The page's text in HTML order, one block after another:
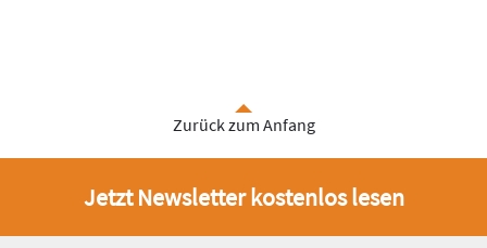
Zurück zum Anfang
Jetzt Newsletter kostenlos lesen